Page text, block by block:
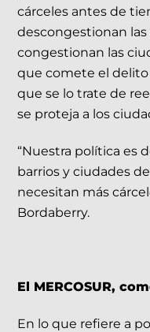
cárceles antes de
descongestionan las
congestionan las
que comete el delito
que se lo trate de
se proteja a los
“Nuestra política es
barrios y ciudades
necesitan más
Bordaberry.
El MERCOSUR,
En lo que refiere a